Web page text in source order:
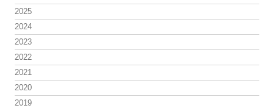
2025
2024
2023
2022
2021
2020
2019